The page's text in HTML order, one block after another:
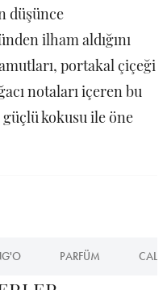
düşünce
ilham aldığını
portakal çiçeği
notaları içeren bu
kokusu ile öne
PARFÜM